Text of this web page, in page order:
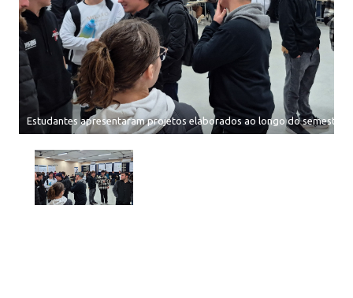
Estudantes apresentaram projetos elaborados ao longo do